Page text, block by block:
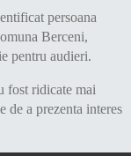
persoana
Berceni,
pentru audieri.
fost ridicate mai
de a prezenta interes